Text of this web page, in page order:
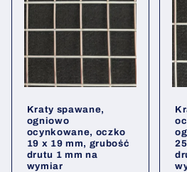
Kraty spawane,
ogniowo
ocynkowane, oczko
19 x 19 mm, grubość
drutu 1 mm na
wymiar